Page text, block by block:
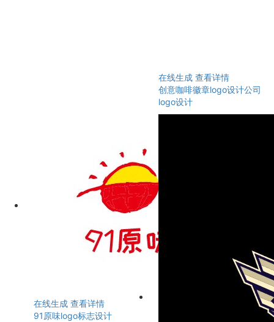
在线生成 查看详情
创意咖啡徽章logo设计公司
logo设计
在线生成 查看详情
91原味logo标志设计